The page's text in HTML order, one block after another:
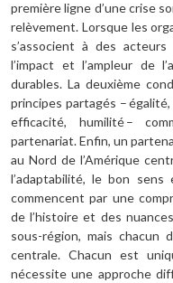
première ligne d’une crise
relèvement. Lorsque les
s’associent à des
l’impact et l’ampleur de
durables. La deuxième
principes partagés –
efficacité, humilité –
partenariat. Enfin, un
au Nord de l’Amérique
l’adaptabilité, le bon
commencent par une
de l’histoire et des
sous-région, mais chacun
centrale. Chacun est
nécessite une approche